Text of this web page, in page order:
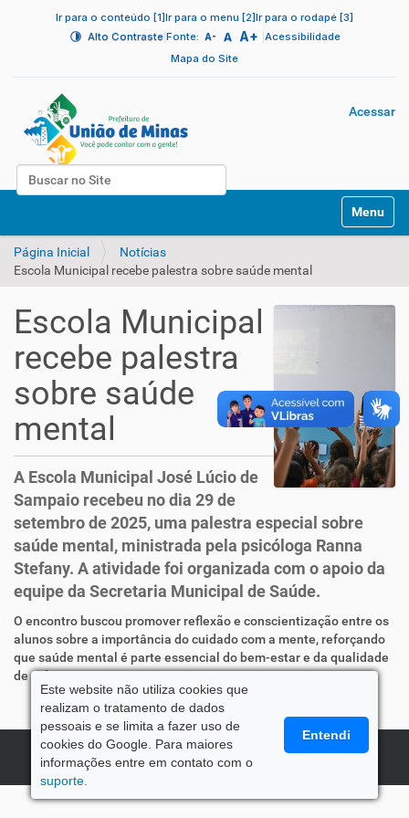
Ir para o conteúdo [1]Ir para o menu [2]Ir para o rodapé [3]
Alto Contraste| Fonte: A- A A+ Acessibilidade
Mapa do Site
Busca
Acessar
v
Toggle
Página Inicial
Notícias
Escola Municipal recebe palestra sobre saúde mental
Escola Municipal
recebe palestra
sobre saúde
mental
A Escola Municipal José Lúcio de
Sampaio recebeu no dia 29 de
setembro de 2025, uma palestra especial sobre
saúde mental, ministrada pela psicóloga Ranna
Stefany. A atividade foi organizada com o apoio da
equipe da Secretaria Municipal de Saúde.
O encontro buscou promover reflexão e conscientização entre os
alunos sobre a importância do cuidado com a mente, reforçando
que saúde mental é parte essencial do bem-estar e da qualidade
de vida.
Este website não utiliza cookies que
realizam o tratamento de dados
pessoais e se limita a fazer uso de
cookies do Google. Para maiores
informações entre em contato com o
suporte.
Entendi